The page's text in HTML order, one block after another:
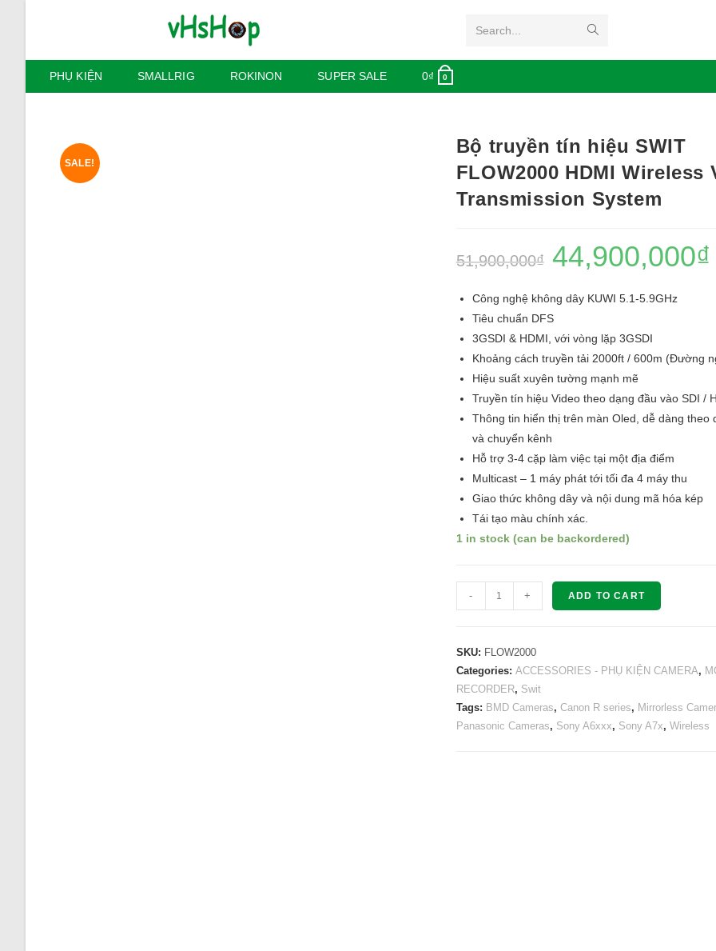
Search...
PHỤ KIỆN SMALLRIG ROKINON SUPER SALE 0₫ 0
SALE!
Bộ truyền tín hiệu SWIT
FLOW2000 HDMI Wireless
Transmission System
51,900,000₫ 44,900,000₫
Công nghệ không dây KUWI 5.1-5.9GHz
Tiêu chuẩn DFS
3GSDI & HDMI, với vòng lặp 3GSDI
Khoảng cách truyền tải 2000ft / 600m (Đường
Hiệu suất xuyên tường mạnh mẽ
Truyền tín hiệu Video theo dạng đầu vào SDI /
Thông tin hiển thị trên màn Oled, dễ dàng theo
và chuyển kênh
Hỗ trợ 3-4 cặp làm việc tại một địa điểm
Multicast – 1 máy phát tới tối đa 4 máy thu
Giao thức không dây và nội dung mã hóa kép
Tái tạo màu chính xác.
1 in stock (can be backordered)
truyền
hiệu
SWIT
FLOW2000
HDMI
Wireless
- + ADD TO CART
SKU: FLOW2000
Categories: ACCESSORIES - PHỤ KIỆN CAMERA,
RECORDER, Swit
Tags: BMD Cameras, Canon R series, Mirrorless
Panasonic Cameras, Sony A6xxx, Sony A7x, Wireless